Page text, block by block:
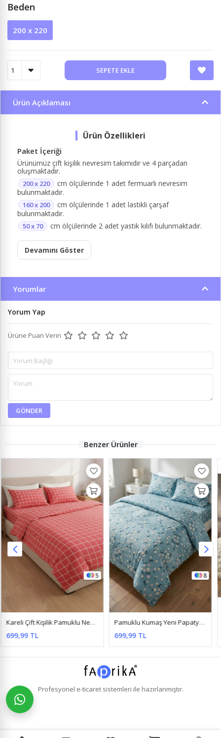
Beden
200 x 220
SEPETE EKLE
Ürün Açıklaması
Paket İçeriği
Ürünümüz çift kişilik nevresim takımıdır ve 4 parçadan
oluşmaktadır.
200 x 220
cm ölçülerinde 1 adet fermuarlı nevresim
bulunmaktadır.
160 x 200
cm ölçülerinde 1 adet lastikli çarşaf
bulunmaktadır.
50 x 70 cm ölçülerinde 2 adet yastık kılıfı bulunmaktadır.
Devamını Göster
Yorumlar
Yorum Yap
Ürüne Puan Verin
GÖNDER
Benzer Ürünler
8
699,99 TL
2
449,99 TL
Profesyonel e-ticaretsistemleri ile hazırlanmıştır.